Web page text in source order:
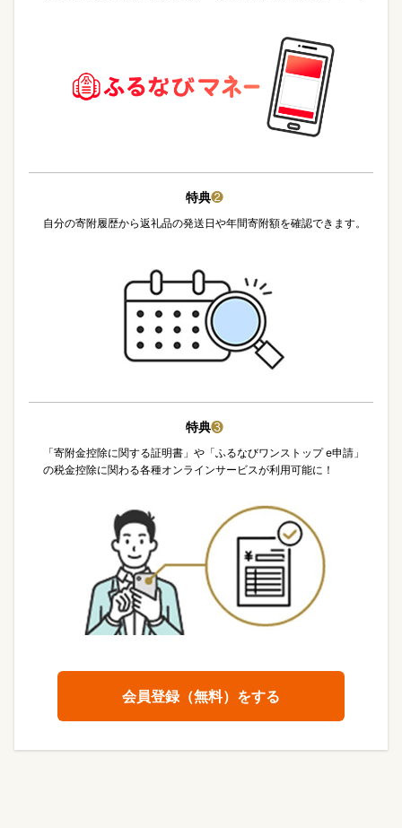
特典❷
自分の寄附履歴から返礼品の発送日や年間寄附額を確認できます。
特典❸
「寄附金控除に関する証明書」や「ふるなびワンストップ e申請」
の税金控除に関わる各種オンラインサービスが利用可能に！
会員登録（無料）をする